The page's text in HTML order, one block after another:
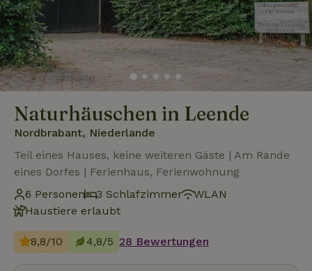
Naturhäuschen in Leende
Nordbrabant, Niederlande
Teil eines Hauses, keine weiteren Gäste | Am Rande
eines Dorfes | Ferienhaus, Ferienwohnung
6 Personen
3 Schlafzimmer
WLAN
Haustiere erlaubt
8,8/10 4,8/5 28 Bewertungen